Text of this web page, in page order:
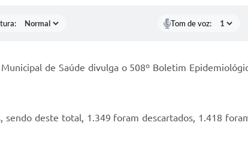
Tom de voz:
de Saúde divulga o 508º Boletim
deste total, 1.349 foram descartados, 1.418